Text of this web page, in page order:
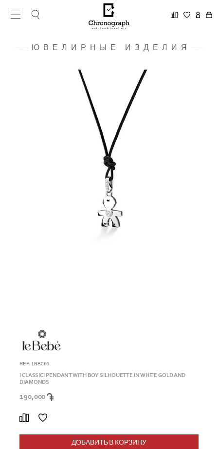
ЮВЕЛИРНЫЕ ИЗДЕЛИЯ
REF. LBB061
I CLASSICI PENDANT WITH BOY SILHOUETTE IN WHITE GOLD AND
DIAMONDS
190,000
ДОБАВИТЬ В КОРЗИНУ